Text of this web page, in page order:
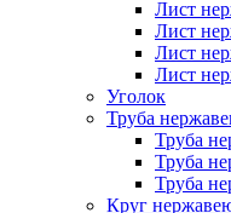
Лист
Лист
Лист
Лист
Уголок
Труба
Труба
Труба
Труба
Круг